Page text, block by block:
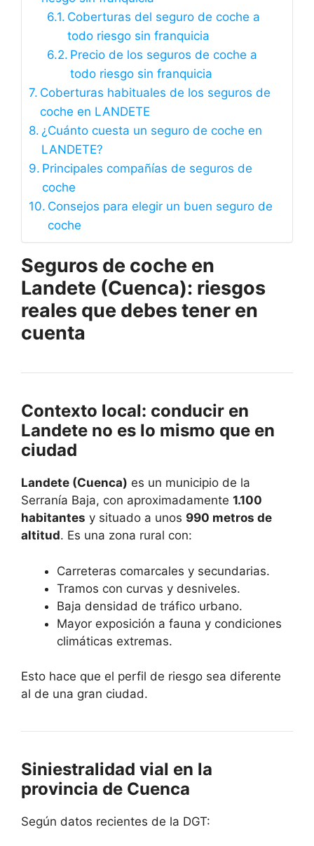
Coberturas del seguro de coche a
todo riesgo sin franquicia
Precio de los seguros de coche a
todo riesgo sin franquicia
Coberturas habituales de los seguros de
coche en LANDETE
¿Cuánto cuesta un seguro de coche en
LANDETE?
Principales compañías de seguros de
coche
Consejos para elegir un buen seguro de
coche
Seguros de coche en
Landete (Cuenca): riesgos
reales que debes tener en
cuenta
Contexto local: conducir en
Landete no es lo mismo que en
ciudad
Landete (Cuenca) es un municipio de la
Serranía Baja, con aproximadamente 1.100
habitantes y situado a unos 990 metros de
altitud. Es una zona rural con:
Carreteras comarcales y secundarias.
Tramos con curvas y desniveles.
Baja densidad de tráfico urbano.
Mayor exposición a fauna y condiciones
climáticas extremas.
Esto hace que el perfil de riesgo sea diferente
al de una gran ciudad.
Siniestralidad vial en la
provincia de Cuenca
Según datos recientes de la DGT: